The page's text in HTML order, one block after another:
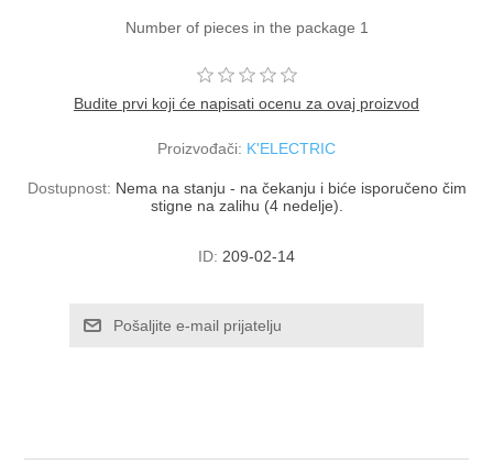
Number of pieces in the package 1
Budite prvi koji će napisati ocenu za ovaj proizvod
Proizvođači: K'ELECTRIC
Dostupnost: Nema na stanju - na čekanju i biće isporučeno čim
stigne na zalihu (4 nedelje).
ID: 209-02-14